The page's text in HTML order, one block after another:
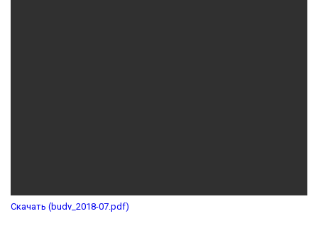
Скачать (budv_2018-07.pdf)